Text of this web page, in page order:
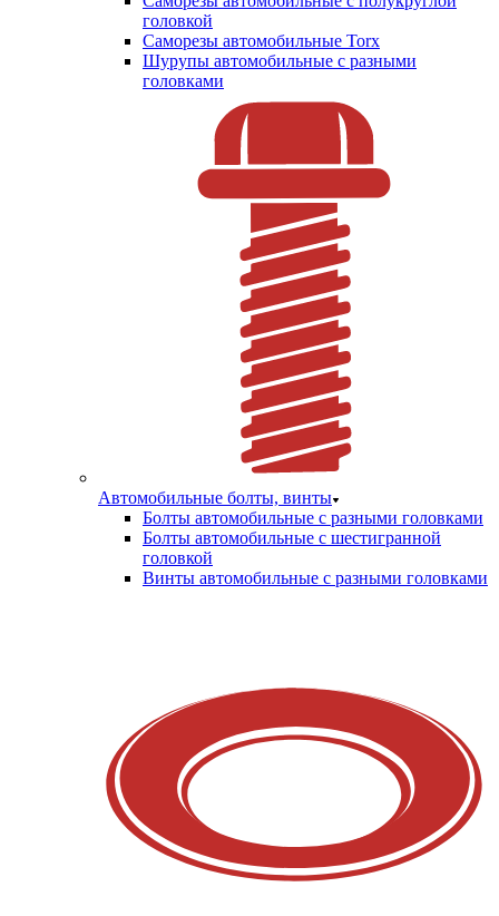
головкой
Саморезы автомобильные Torx
Шурупы автомобильные с разными
головками
Автомобильные болты, винты
Болты автомобильные с разными головками
Болты автомобильные с шестигранной
головкой
Винты автомобильные с разными головками